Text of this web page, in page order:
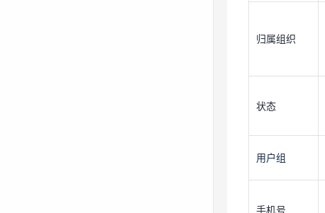
手机号
邮箱
归属组织
状态
用户组
手机号